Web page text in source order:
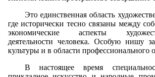
Это единственная область
где исторически тесно связаны между
экономические аспекты
деятельности человека. Особую нишу
культуры и в области профессионального
В настоящее время